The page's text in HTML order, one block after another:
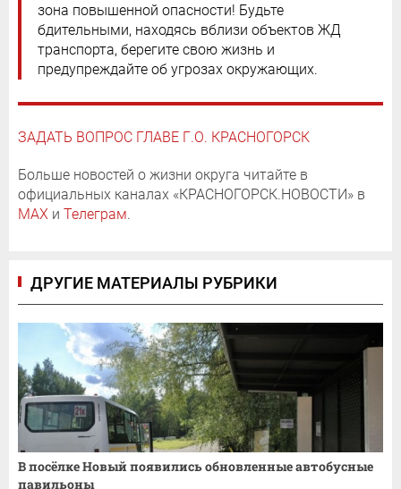
зона повышенной опасности! Будьте
бдительными, находясь вблизи объектов ЖД
транспорта, берегите свою жизнь и
предупреждайте об угрозах окружающих.
ЗАДАТЬ ВОПРОС ГЛАВЕ Г.О. КРАСНОГОРСК
Больше новостей о жизни округа читайте в
официальных каналах «КРАСНОГОРСК.НОВОСТИ» в
MAX и Телеграм.
ДРУГИЕ МАТЕРИАЛЫ РУБРИКИ
В посёлке Новый появились обновленные автобусные
павильоны